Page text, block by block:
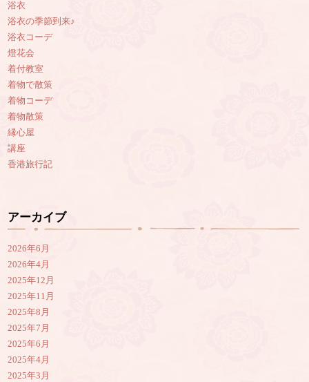
浴衣
浴衣の季節到来♪
浴衣コーデ
燈花会
着付教室
着物で散策
着物コーデ
着物散策
縁心屋
講座
香港旅行記
アーカイブ
2026年6月
2026年4月
2025年12月
2025年11月
2025年8月
2025年7月
2025年6月
2025年4月
2025年3月